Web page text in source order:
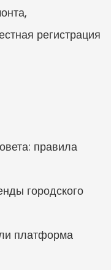
регистрация
правила
городского
платформа